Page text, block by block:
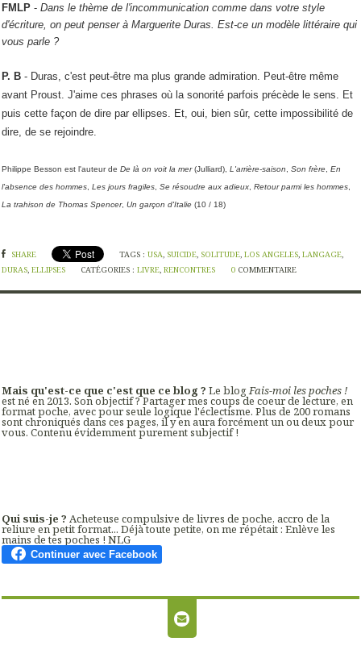
FMLP - Dans le thème de l'incommunication comme dans votre style
d'écriture, on peut penser à Marguerite Duras. Est-ce un modèle littéraire qui
vous parle ?
P. B - Duras, c'est peut-être ma plus grande admiration. Peut-être même
avant Proust. J'aime ces phrases où la sonorité parfois précède le sens. Et
puis cette façon de dire par ellipses. Et, oui, bien sûr, cette impossibilité de
dire, de se rejoindre.
Philippe Besson est l'auteur de De là on voit la mer(Julliard), L'arrière-saison, Son frère, En
l'absence des hommes, Les jours fragiles, Se résoudre aux adieux, Retour parmi les hommes,
La trahison de Thomas Spencer, Un garçon d'Italie (10 / 18)
SHARE TAGS :USA, SUICIDE, SOLITUDE,LOS ANGELES,LANGAGE,
DURAS, ELLIPSES CATÉGORIES :LIVRE,RENCONTRES 0 COMMENTAIRE
Mais qu'est-ce que c'est que ce blog ? Le blogFais-moi les poches !
est né en 2013. Son objectif ? Partager mes coups de coeur de lecture, en
format poche, avec pour seule logique l'éclectisme. Plus de 200 romans
sont chroniqués dans ces pages, il y en aura forcément un ou deux pour
vous. Contenu évidemment purement subjectif !
Qui suis-je ? Acheteuse compulsive de livres de poche, accro de la
reliure en petit format... Déjà toute petite, on me répétait : Enlève les
mains de tes poches ! NLG